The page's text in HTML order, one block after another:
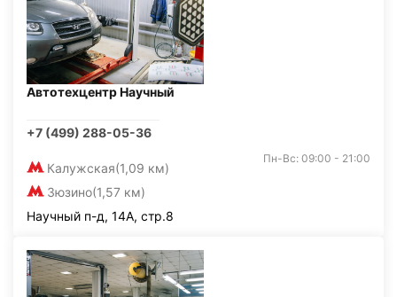
Автотехцентр Научный
+7 (499) 288-05-36
Калужская(1,09 км)
Зюзино(1,57 км)
Пн-Вс: 09:00 - 21:00
Научный п-д, 14А, стр.8